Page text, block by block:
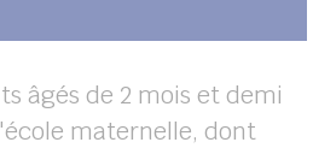
âgés de 2 mois et demi
maternelle, dont